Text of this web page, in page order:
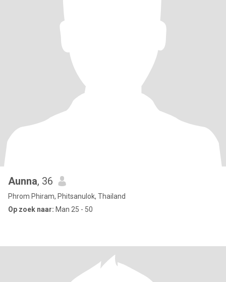
Aunna, 36
Phrom Phiram, Phitsanulok, Thailand
Op zoek naar: Man 25 - 50